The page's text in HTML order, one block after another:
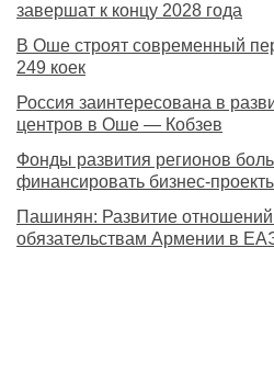
завершат к концу 2028 года
В Оше строят современный
249 коек
Россия заинтересована в
центров в Оше — Кобзев
Фонды развития регионов
финансировать бизнес-
Пашинян: Развитие
обязательствам Армении в